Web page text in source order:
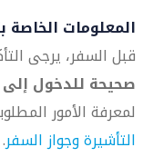
المعلومات الخاصة
قبل السفر، يرجى
صحيحة للدخول إلى
لمعرفة الأمور
التأشيرة وجواز السفر.